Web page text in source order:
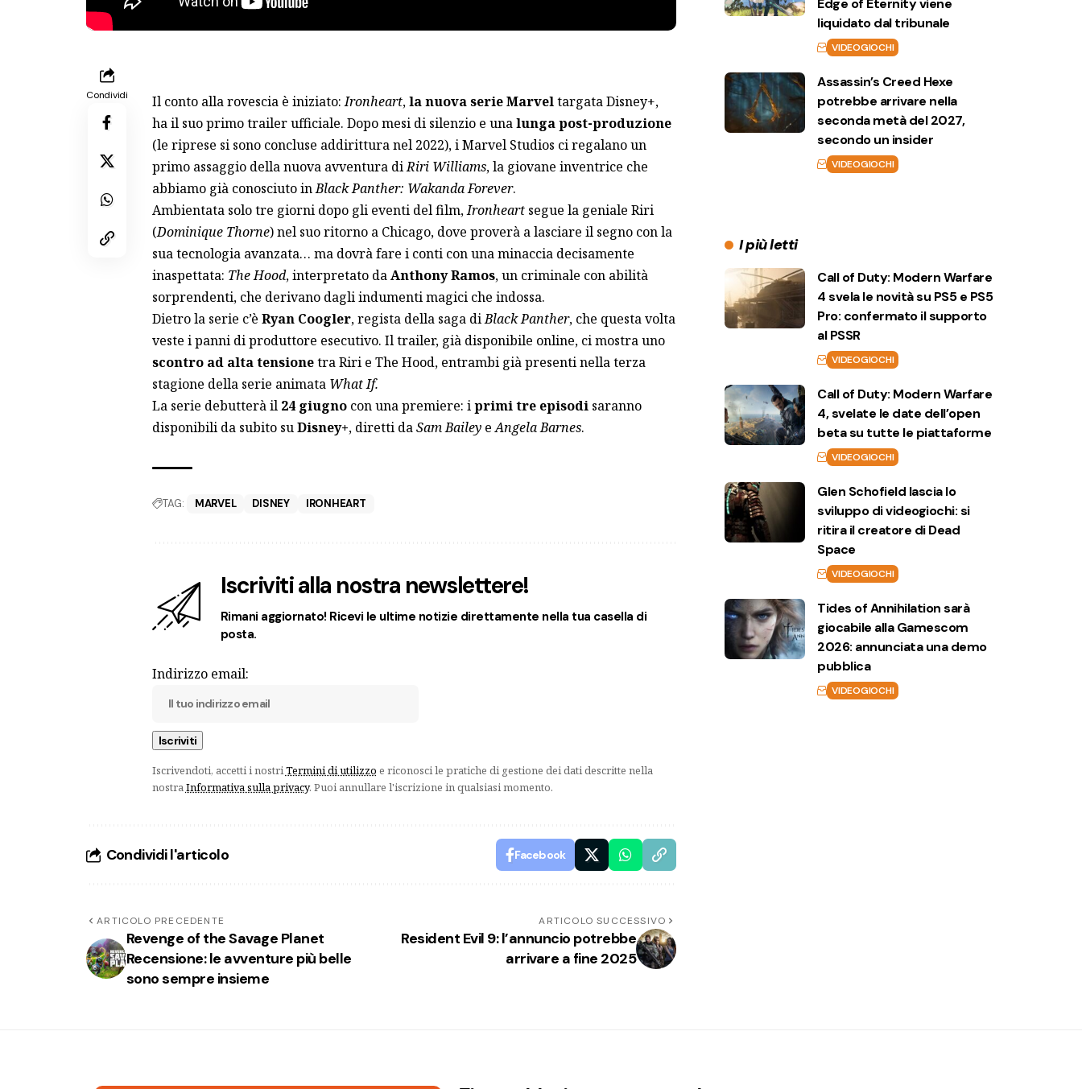
Condividi Il conto alla rovescia è iniziato:Ironheart,la nuova serie Marveltargata Disney+,
ha il suo primo trailer ufficiale. Dopo mesi di silenzio e unalunga post-produzione
(le riprese si sono concluse addirittura nel 2022), i Marvel Studios ci regalano un
primo assaggio della nuova avventura diRiri Williams, la giovane inventrice che
abbiamo già conosciuto inBlack Panther: Wakanda Forever.
Ambientata solo tre giorni dopo gli eventi del film,Ironheartsegue la geniale Riri
(Dominique Thorne) nel suo ritorno a Chicago, dove proverà a lasciare il segno con la
sua tecnologia avanzata… ma dovrà fare i conti con una minaccia decisamente
inaspettata: The Hood, interpretato daAnthony Ramos, un criminale con abilità
sorprendenti, che derivano dagli indumenti magici che indossa.
Dietro la serie c’è Ryan Coogler, regista della saga diBlack Panther, che questa volta
veste i panni di produttore esecutivo. Il trailer, già disponibile online, ci mostra uno
scontro ad alta tensionetra Riri e The Hood, entrambi già presenti nella terza
stagione della serie animata What If.
La serie debutterà il 24 giugnocon una premiere: iprimi tre episodisaranno
disponibili da subito suDisney+, diretti daSam BaileyeAngela Barnes.
TAG: MARVEL DISNEY IRONHEART
Iscriviti alla nostra newslettere!
Rimani aggiornato! Ricevi le ultime notizie direttamente nella tua casella di
posta.
Indirizzo email:
Iscrivendoti, accetti i nostriTermini di utilizzo e riconosci le pratiche di gestione dei dati descritte nella
nostraInformativa sulla privacy. Puoi annullare l'iscrizione in qualsiasi momento.
Condividi l'articolo Facebook
ARTICOLO PRECEDENTE
Revenge of the Savage Planet
Recensione: le avventure più belle
sono sempre insieme
ARTICOLO SUCCESSIVO
Resident Evil 9: l’annuncio potrebbe
arrivare a fine 2025
Edge of Eternity viene
liquidato dal tribunale
VIDEOGIOCHI
Assassin’s Creed Hexe
potrebbe arrivare nella
seconda metà del 2027,
secondo un insider
VIDEOGIOCHI
I più letti
Call of Duty: Modern Warfare
4 svela le novità su PS5 e PS5
Pro: confermato il supporto
al PSSR
VIDEOGIOCHI
Call of Duty: Modern Warfare
4, svelate le date dell’open
beta su tutte le piattaforme
VIDEOGIOCHI
Glen Schofield lascia lo
sviluppo di videogiochi: si
ritira il creatore di Dead
Space
VIDEOGIOCHI
Tides of Annihilation sarà
giocabile alla Gamescom
2026: annunciata una demo
pubblica
VIDEOGIOCHI